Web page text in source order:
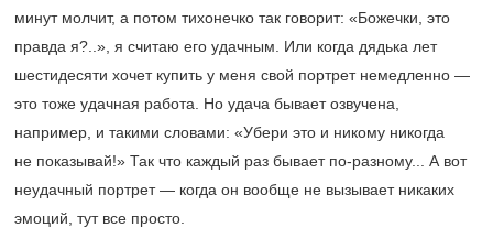
минут молчит, а потом тихонечко так говорит: «Божечки, это
правда я?..», я считаю его удачным. Или когда дядька лет
шестидесяти хочет купить у меня свой портрет немедленно —
это тоже удачная работа. Но удача бывает озвучена,
например, и такими словами: «Убери это и никому никогда
не показывай!» Так что каждый раз бывает по-разному... А вот
неудачный портрет — когда он вообще не вызывает никаких
эмоций, тут все просто.